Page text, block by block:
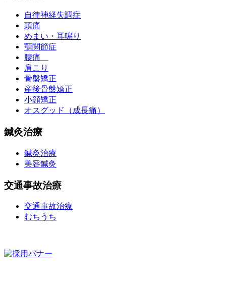
自律神経失調症
頭痛
めまい・耳鳴り
顎関節症
腰痛
肩こり
骨盤矯正
産後骨盤矯正
小顔矯正
オスグッド（成長痛）
鍼灸治療
鍼灸治療
美容鍼灸
交通事故治療
交通事故治療
むちうち